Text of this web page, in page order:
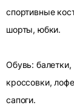
спортивные
шорты, юбки.
Обувь:
кроссовки,
сапоги.